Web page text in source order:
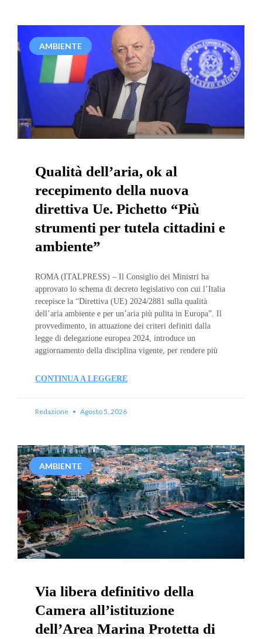
AMBIENTE
Qualità dell’aria, ok al
recepimento della nuova
direttiva Ue. Pichetto “Più
strumenti per tutela cittadini e
ambiente”
ROMA (ITALPRESS) – Il Consiglio dei Ministri ha
approvato lo schema di decreto legislativo con cui l’Italia
recepisce la “Direttiva (UE) 2024/2881 sulla qualità
dell’aria ambiente e per un’aria più pulita in Europa”. Il
provvedimento, in attuazione dei criteri definiti dalla
legge di delegazione europea 2024, introduce un
aggiornamento della disciplina vigente, per rendere più
CONTINUA A LEGGERE
Redazione Agosto 5, 2026
AMBIENTE
Via libera definitivo della
Camera all’istituzione
dell’Area Marina Protetta di